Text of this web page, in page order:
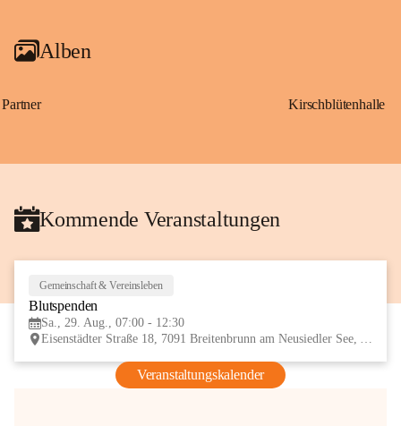
Alben
Partner Kirschblütenhalle
Kommende Veranstaltungen
Gemeinschaft & Vereinsleben
Blutspenden
Sa., 29. Aug., 07:00 - 12:30
Eisenstädter Straße 18, 7091 Breitenbrunn am Neusiedler See, AUT
Veranstaltungskalender